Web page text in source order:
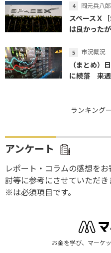
岡元兵八
スペースＸ
は良かった
市況概況
（まとめ）
に続落 来週
ランキング
アンケート
レポート・コラムの感想を
討等に参考にさせていただき
※は必須項目です。
お金を学び、マーケ